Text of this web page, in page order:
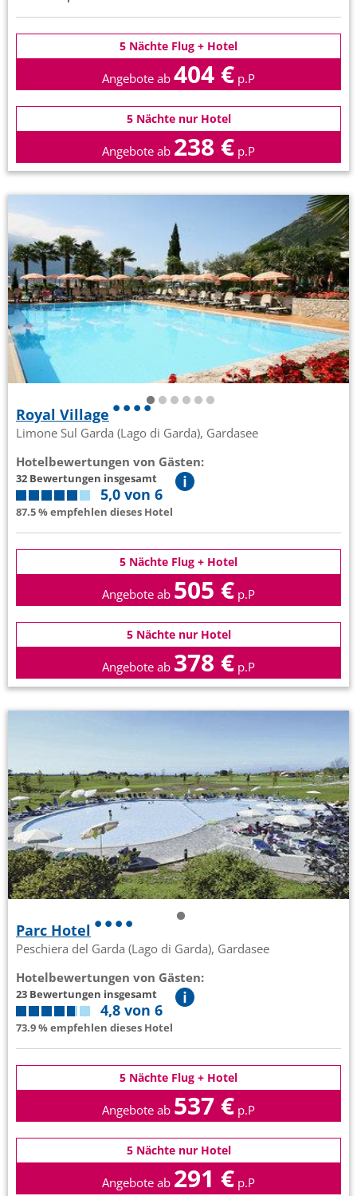
5 Nächte Flug + Hotel
Angebote ab 404 € p.P
5 Nächte nur Hotel
Angebote ab 238 € p.P
Royal Village
Limone Sul Garda (Lago di Garda), Gardasee
Hotelbewertungen von Gästen:
32 Bewertungen insgesamt
5,0 von 6
87.5 % empfehlen dieses Hotel
5 Nächte Flug + Hotel
Angebote ab 505 € p.P
5 Nächte nur Hotel
Angebote ab 378 € p.P
Parc Hotel
Peschiera del Garda (Lago di Garda), Gardasee
Hotelbewertungen von Gästen:
23 Bewertungen insgesamt
4,8 von 6
73.9 % empfehlen dieses Hotel
5 Nächte Flug + Hotel
Angebote ab 537 € p.P
5 Nächte nur Hotel
Angebote ab 291 € p.P